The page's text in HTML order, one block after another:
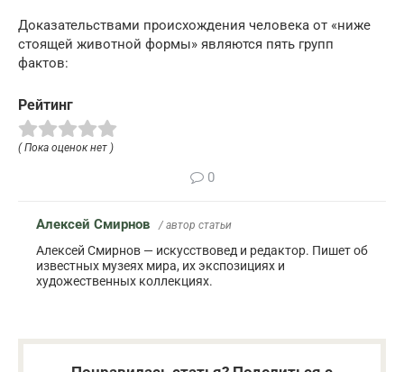
Доказательствами происхождения человека от «ниже
стоящей животной формы» являются пять групп
фактов:
Рейтинг
( Пока оценок нет )
0
Алексей Смирнов / автор статьи
Алексей Смирнов — искусствовед и редактор. Пишет об
известных музеях мира, их экспозициях и
художественных коллекциях.